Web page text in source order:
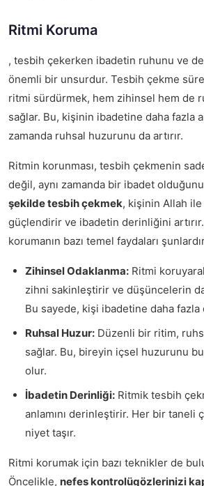
Ritmi Koruma
, tesbih çekerken ibadetin ruhunu ve
önemli bir unsurdur. Tesbih çekme
ritmi sürdürmek, hem zihinsel hem de
sağlar. Bu, kişinin ibadetine daha fazla
zamanda ruhsal huzurunu da artırır.
Ritmin korunması, tesbih çekmenin
değil, aynı zamanda bir ibadet olduğunu
şekilde tesbih çekmek, kişinin Allah ile
güçlendirir ve ibadetin derinliğini
korumanın bazı temel faydaları
Zihinsel Odaklanma: Ritmi
zihni sakinleştirir ve düşüncelerin
Bu sayede, kişi ibadetine daha fazla
Ruhsal Huzur: Düzenli bir ritim,
sağlar. Bu, bireyin içsel huzurunu
olur.
İbadetin Derinliği: Ritmik tesbih
anlamını derinleştirir. Her bir taneli
niyet taşır.
Ritmi korumak için bazı teknikler de
Öncelikle, nefes kontrolügözlerinizi